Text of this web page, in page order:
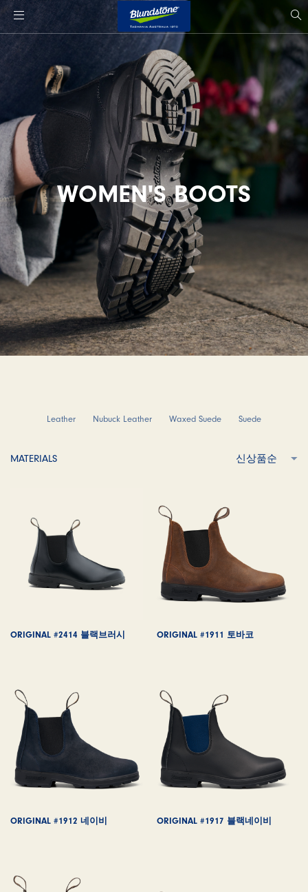
트
WOMEN'S BOOTS
Leather Nubuck Leather Waxed Suede Suede
MATERIALS
ORIGINAL #2414 블랙브러시 ORIGINAL #1911 토바코
ORIGINAL #1912 네이비 ORIGINAL #1917 블랙네이비